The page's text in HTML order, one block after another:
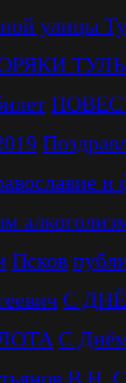
улицы
и
Псков
С
С
В.Н.